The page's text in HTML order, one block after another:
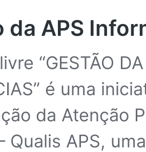
da APS
“GESTÃO
é uma
da Atenção
Qualis APS,